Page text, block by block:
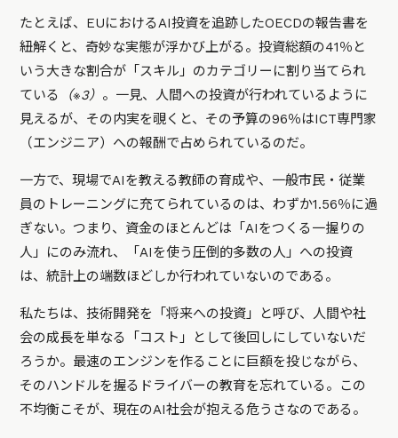
たとえば、EUにおけるAI投資を追跡したOECDの報告書を
紐解くと、奇妙な実態が浮かび上がる。投資総額の41％と
いう大きな割合が「スキル」のカテゴリーに割り当てられ
ている
（※3） 。一見、人間への投資が行われているように
見えるが、その内実を覗くと、その予算の96％はICT専門家
（エンジニア）への報酬で占められているのだ。
一方で、現場でAIを教える教師の育成や、一般市民・従業
員のトレーニングに充てられているのは、わずか1.56％に過
ぎない。つまり、資金のほとんどは「AIをつくる一握りの
人」にのみ流れ、「AIを使う圧倒的多数の人」への投資
は、統計上の端数ほどしか行われていないのである。
私たちは、技術開発を「将来への投資」と呼び、人間や社
会の成長を単なる「コスト」として後回しにしていないだ
ろうか。最速のエンジンを作ることに巨額を投じながら、
そのハンドルを握るドライバーの教育を忘れている。この
不均衡こそが、現在のAI社会が抱える危うさなのである。